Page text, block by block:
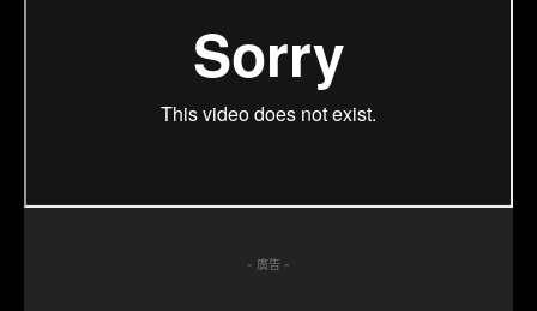
- 廣告 -